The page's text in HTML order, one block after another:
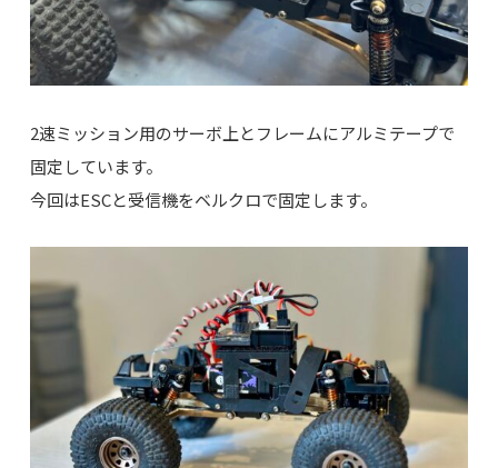
2速ミッション用のサーボ上とフレームにアルミテープで
固定しています。
今回はESCと受信機をベルクロで固定します。